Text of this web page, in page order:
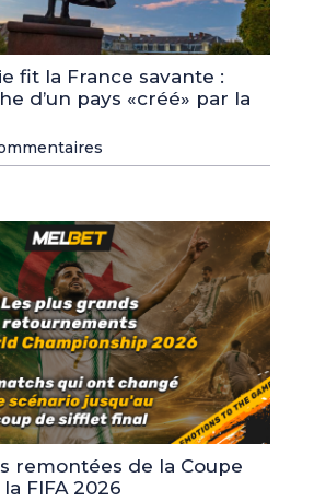
fit la France savante :
d’un pays «créé» par la
remontées de la Coupe
FIFA 2026